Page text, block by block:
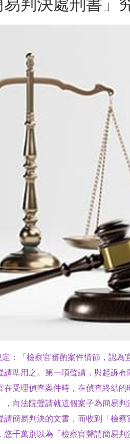
易判決處刑書」
定：「檢察官審酌案件情節，認為
請準用之。第一項聲請，與起訴
受理偵查案件時，在偵查終結
，向法院聲請就這個案子為簡易
簡易判決的文書，而收到「檢
千萬別以為「檢察官聲請簡易判